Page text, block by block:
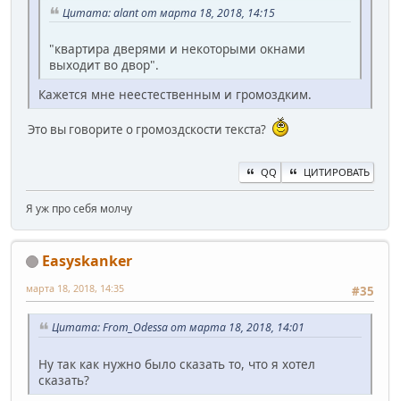
Цитата: alant от марта 18, 2018, 14:15
"квартира дверями и некоторыми окнами
выходит во двор".
Кажется мне неестественным и громоздким.
Это вы говорите о громоздскости текста?
QQ ЦИТИРОВАТЬ
Я уж про себя молчу
Easyskanker
#35
марта 18, 2018, 14:35
Цитата: From_Odessa от марта 18, 2018, 14:01
Ну так как нужно было сказать то, что я хотел
сказать?